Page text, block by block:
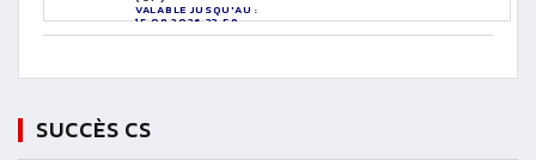
VALABLE JUSQU'AU :
15.08.2026 23:59
SUCCÈS CS